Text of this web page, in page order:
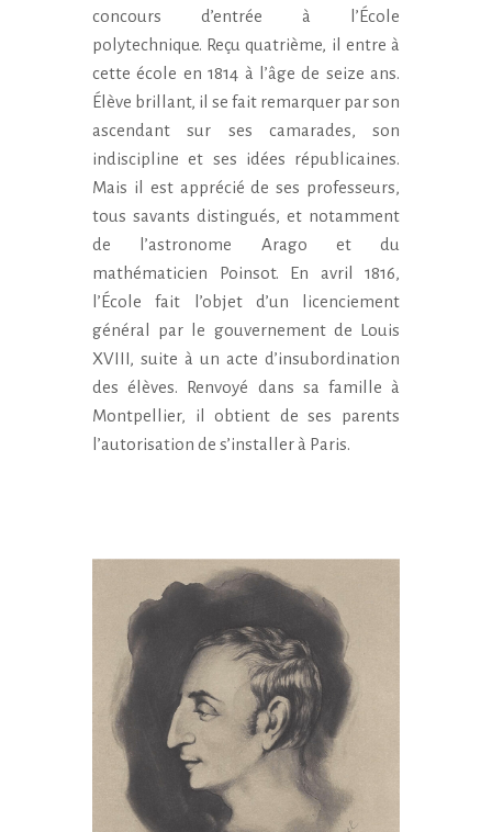
concours d’entrée à l’École
polytechnique. Reçu quatrième, il entre à
cette école en 1814 à l’âge de seize ans.
Élève brillant, il se fait remarquer par son
ascendant sur ses camarades, son
indiscipline et ses idées républicaines.
Mais il est apprécié de ses professeurs,
tous savants distingués, et notamment
de l’astronome Arago et du
mathématicien Poinsot. En avril 1816,
l’École fait l’objet d’un licenciement
général par le gouvernement de Louis
XVIII, suite à un acte d’insubordination
des élèves. Renvoyé dans sa famille à
Montpellier, il obtient de ses parents
l’autorisation de s’installer à Paris.